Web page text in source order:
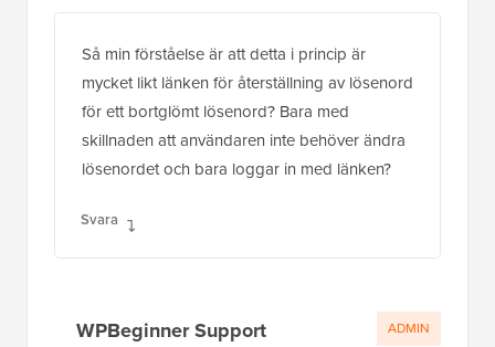
Så min förståelse är att detta i princip är
mycket likt länken för återställning av lösenord
för ett bortglömt lösenord? Bara med
skillnaden att användaren inte behöver ändra
lösenordet och bara loggar in med länken?
Svara
WPBeginner Support ADMIN